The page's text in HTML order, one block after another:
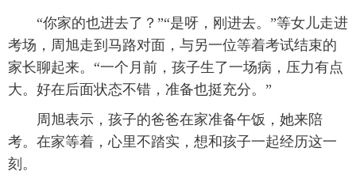
“你家的也进去了？”“是呀，刚进去。”等女儿走进
考场，周旭走到马路对面，与另一位等着考试结束的
家长聊起来。“一个月前，孩子生了一场病，压力有点
大。好在后面状态不错，准备也挺充分。”
周旭表示，孩子的爸爸在家准备午饭，她来陪
考。在家等着，心里不踏实，想和孩子一起经历这一
刻。